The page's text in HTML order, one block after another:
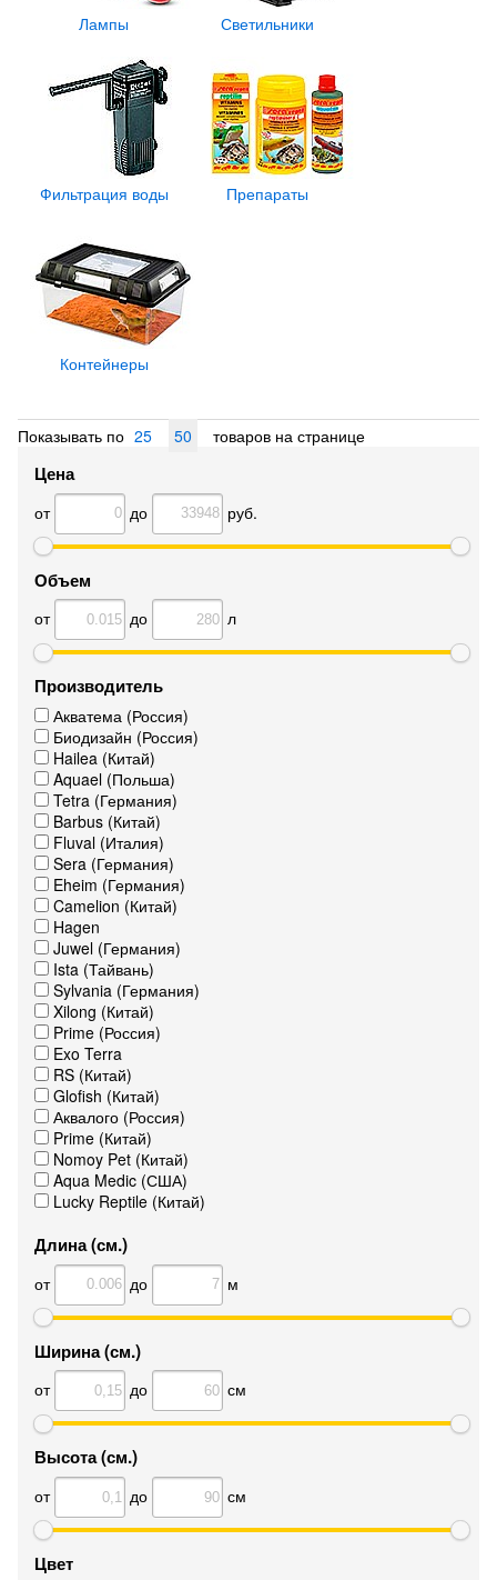
Лампы Светильники
Фильтрация воды Препараты
Контейнеры
Показывать по 25 50 товаров на странице
Цена
от до руб.
Объем
от до л
Производитель
Акватема (Россия)
Биодизайн (Россия)
Hailea (Китай)
Aquael (Польша)
Tetra (Германия)
Barbus (Китай)
Fluval (Италия)
Sera (Германия)
Eheim (Германия)
Camelion (Китай)
Hagen
Juwel (Германия)
Ista (Тайвань)
Sylvania (Германия)
Xilong (Китай)
Prime (Россия)
Exo Terra
RS (Китай)
Glofish (Китай)
Аквалого (Россия)
Prime (Китай)
Nomoy Pet (Китай)
Aqua Medic (США)
Lucky Reptile (Китай)
Длина (см.)
от до м
Ширина (см.)
от до см
Высота (см.)
от до см
Цвет